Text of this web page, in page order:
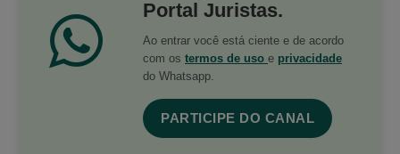
Portal Juristas.
Ao entrar você está ciente e de acordo
com os termos de uso e privacidade
do Whatsapp.
PARTICIPE DO CANAL